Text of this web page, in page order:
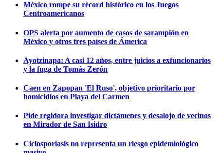
México rompe su récord histórico en los Juegos
Centroamericanos
OPS alerta por aumento de casos de sarampión en
México y otros tres países de Ámerica
Ayotzinapa: A casi 12 años, entre juicios a exfuncionarios
y la fuga de Tomás Zerón
Caen en Zapopan 'El Ruso', objetivo prioritario por
homicidios en Playa del Carmen
Pide regidora investigar dictámenes y desalojo de vecinos
en Mirador de San Isidro
Ciclosporiasis no representa un riesgo epidemiológico